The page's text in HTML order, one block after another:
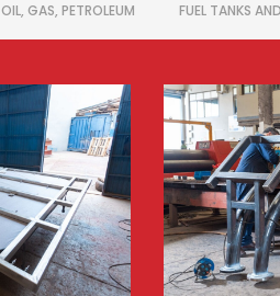
OIL, GAS, PETROLEUM FUEL TANKS